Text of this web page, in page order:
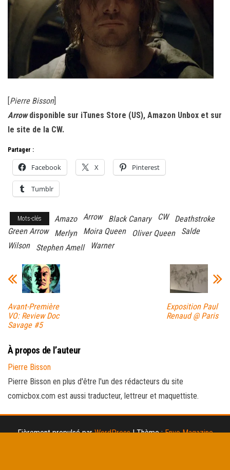
[Pierre Bisson]
Arrowdisponible sur iTunes Store (US), Amazon Unbox et sur
le site de la CW.
Partager :
Facebook X Pinterest
Tumblr
Mots-clés Amazo Arrow Black Canary CW
Deathstroke
Green Arrow
Merlyn Moira Queen Oliver Queen
Salde
Wilson
Stephen Amell Warner
Avant-Première
VO: Review Doc
Savage #5
Exposition Paul
Renaud @ Paris
À propos de l’auteur
Pierre Bisson
Pierre Bisson en plus d'être l'un des rédacteurs du site
comicbox.com est aussi traducteur, lettreur et maquettiste.
Fièrement propulsé parWordPress |Thème :Envo Magazine